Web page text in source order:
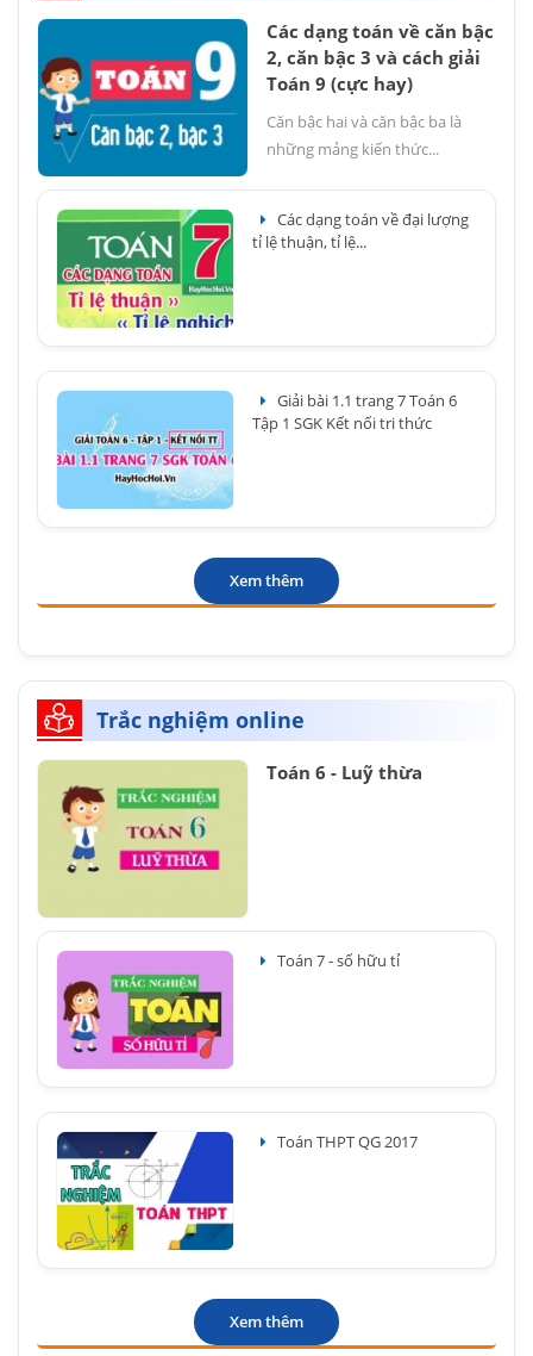
Các dạng toán về căn bậc
2, căn bậc 3 và cách giải
Toán 9 (cực hay)
Căn bậc hai và căn bậc ba là
những mảng kiến thức...
Các dạng toán về đại lượng
tỉ lệ thuận, tỉ lệ...
Giải bài 1.1 trang 7 Toán 6
Tập 1 SGK Kết nối tri thức
Xem thêm
Trắc nghiệm online
Toán 6 - Luỹ thừa
Toán 7 - số hữu tỉ
Toán THPT QG 2017
Xem thêm